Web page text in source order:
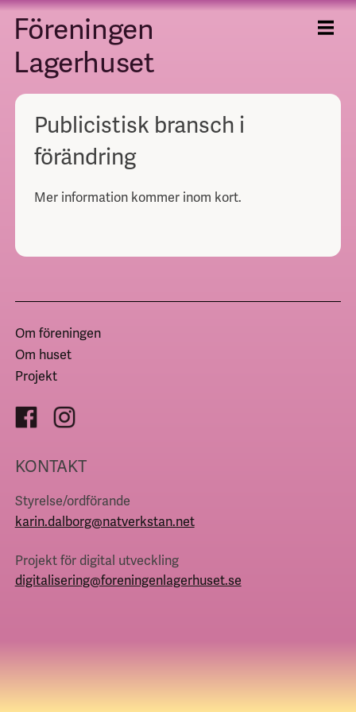
Skip
to
content
Föreningen
Lagerhuset
Publicistisk bransch i
förändring
Mer information kommer inom kort.
KONTAKT
Styrelse/ordförande
karin.dalborg@natverkstan.net
Projekt för digital utveckling
digitalisering@foreningenlagerhuset.se
Om föreningen
Om huset
Projekt